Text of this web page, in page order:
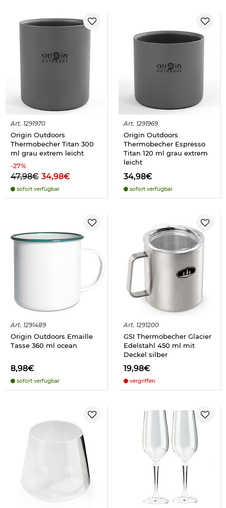
Art. 1291970
Origin Outdoors
Thermobecher Titan 300
ml grau extrem leicht
-27%
47,98€ 34,98€
sofort verfügbar
Art. 1291969
Origin Outdoors
Thermobecher Espresso
Titan 120 ml grau extrem
leicht
34,98€
sofort verfügbar
Art. 1291489
Origin Outdoors Emaille
Tasse 360 ml ocean
8,98€
sofort verfügbar
Art. 1291200
GSI Thermobecher Glacier
Edelstahl 450 ml mit
Deckel silber
19,98€
vergriffen